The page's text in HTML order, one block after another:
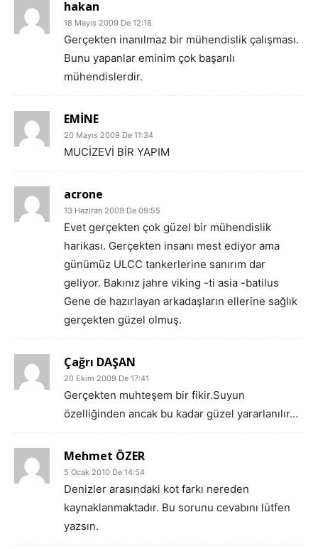
hakan
18 Mayıs 2009 De 12:18
Gerçekten inanılmaz bir mühendislik çalışması.
Bunu yapanlar eminim çok başarılı
mühendislerdir.
EMİNE
20 Mayıs 2009 De 11:34
MUCİZEVİ BİR YAPIM
acrone
13 Haziran 2009 De 09:55
Evet gerçekten çok güzel bir mühendislik
harikası. Gerçekten insanı mest ediyor ama
günümüz ULCC tankerlerine sanırım dar
geliyor. Bakınız jahre viking -ti asia -batilus
Gene de hazırlayan arkadaşların ellerine sağlık
gerçekten güzel olmuş.
Çağrı DAŞAN
20 Ekim 2009 De 17:41
Gerçekten muhteşem bir fikir.Suyun
özelliğinden ancak bu kadar güzel yararlanılır…
Mehmet ÖZER
5 Ocak 2010 De 14:54
Denizler arasındaki kot farkı nereden
kaynaklanmaktadır. Bu sorunu cevabını lütfen
yazsın.